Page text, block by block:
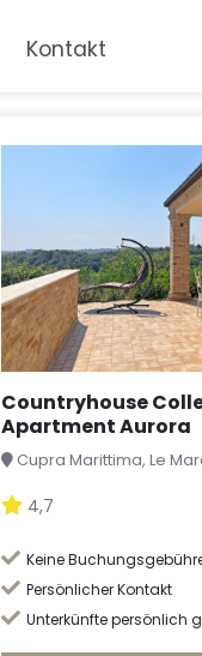
Kontakt
Countryhouse
Apartment Aurora
Cupra Marittima, Le
4,7
Keine
Persönlicher Kontakt
Unterkünfte persönlich